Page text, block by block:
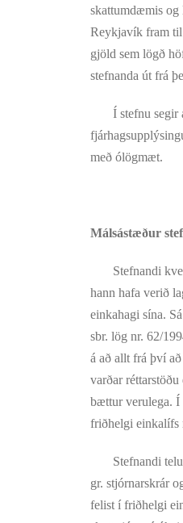
skattumdæmis
Reykjavík fram til
gjöld sem lögð
stefnanda út frá
Í stefnu segir
með ólögmæt.
Málsástæður
Stefnandi
hann hafa verið
einkahagi sína.
sbr. lög nr. 62/
á að allt frá því
varðar
bættur verulega. Í
friðhelgi einkalífs
Stefnandi telur
gr. stjórnarskrár
felist í friðhelgi